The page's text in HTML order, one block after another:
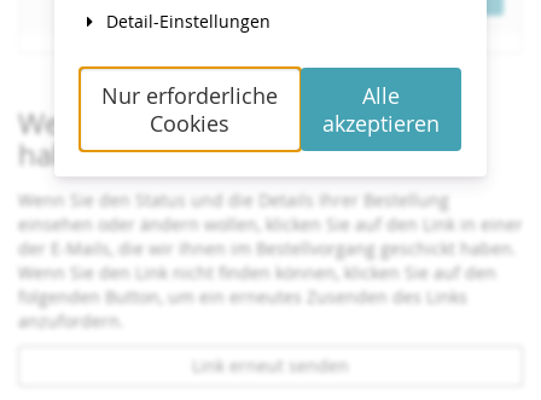
Wenn Sie bereits ein Ticket bestellt
haben
Wenn Sie den Status und die Details Ihrer Bestellung
einsehen oder ändern wollen, klicken Sie auf den Link in einer
der E-Mails, die wir Ihnen im Bestellvorgang geschickt haben.
Wenn Sie den Link nicht finden können, klicken Sie auf den
folgenden Button, um ein erneutes Zusenden des Links
anzufordern.
Link erneut senden
Detail-Einstellungen
Nur erforderliche
Cookies
Alle
akzeptieren